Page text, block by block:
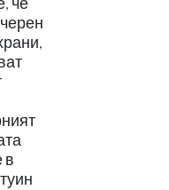
в